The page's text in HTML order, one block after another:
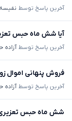
آخرین پاسخ توسط
آیا شش ماه حبس
آخرین پاسخ توسط آزاده
فروش پنهانی اموال
آخرین پاسخ توسط آزاده
شش ماه حبس تعزیری